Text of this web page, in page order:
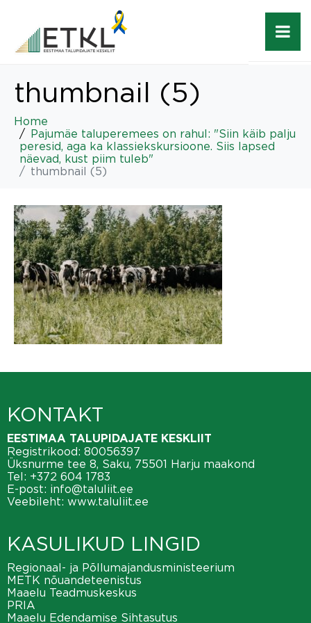
thumbnail (5)
Home
Pajumäe taluperemees on rahul: "Siin käib palju
peresid, aga ka klassiekskursioone. Siis lapsed
näevad, kust piim tuleb"
thumbnail (5)
KONTAKT
EESTIMAA TALUPIDAJATE KESKLIIT
Registrikood: 80056397
Üksnurme tee 8, Saku, 75501 Harju maakond
Tel: +372 604 1783
E-post: info@taluliit.ee
Veebileht: www.taluliit.ee
KASULIKUD LINGID
Regionaal- ja Põllumajandusministeerium
METK nõuandeteenistus
Maaelu Teadmuskeskus
PRIA
Maaelu Edendamise Sihtasutus